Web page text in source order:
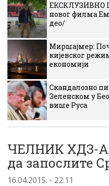
ЕКСКЛУЗИВНО
новог филма
део/
Миршајмер:
кијевског
економији
Скандалозно
Зеленском у
више Руса
ЧЕЛНИК ХДЗ-А:
да запослите
16.04.2015. - 22:11